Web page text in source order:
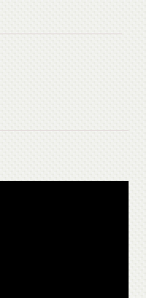
+7(495)212-93-66
Групп».
Минск,